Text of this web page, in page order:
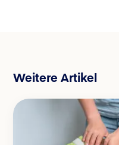
Weitere Artikel